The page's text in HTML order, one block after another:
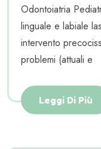
Odontoiatria
linguale e labiale
intervento
problemi (attuali e
Leggi Di Più